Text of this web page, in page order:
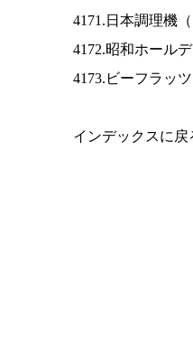
4171.日本調理機（
4172.昭和ホール
4173.ビーフラッ
インデックスに戻